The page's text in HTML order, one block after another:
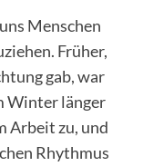
Menschen
Früher,
gab, war
Winter länger
Arbeit zu, und
Rhythmus